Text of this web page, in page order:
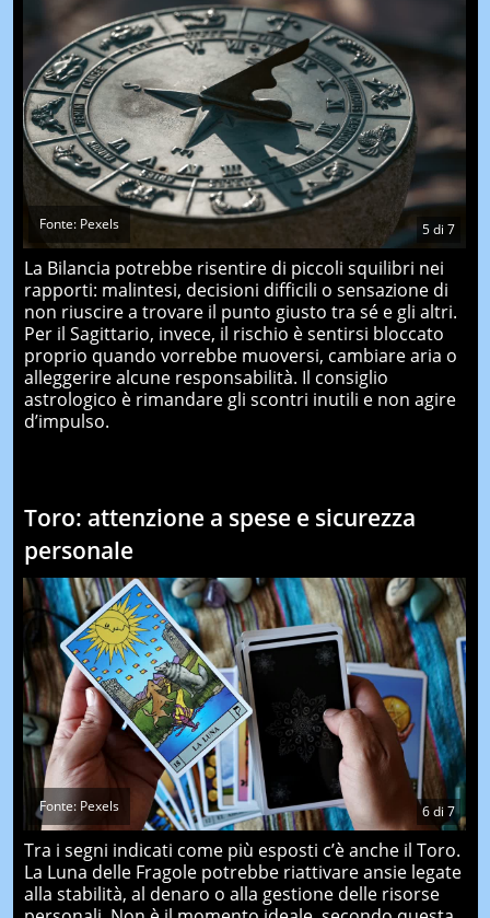
5di 7
Fonte: Pexels
La Bilancia potrebbe risentire di piccoli squilibri nei
rapporti: malintesi, decisioni difficili o sensazione di
non riuscire a trovare il punto giusto tra sé e gli altri.
Per il Sagittario, invece, il rischio è sentirsi bloccato
proprio quando vorrebbe muoversi, cambiare aria o
alleggerire alcune responsabilità. Il consiglio
astrologico è rimandare gli scontri inutili e non agire
d’impulso.
Toro: attenzione a spese e sicurezza
personale
6di 7
Fonte: Pexels
Tra i segni indicati come più esposti c’è anche il Toro.
La Luna delle Fragole potrebbe riattivare ansie legate
alla stabilità, al denaro o alla gestione delle risorse